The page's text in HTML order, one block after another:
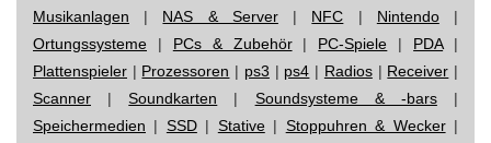
Musikanlagen | NAS & Server| NFC | Nintendo|
Ortungssysteme | PCs & Zubehör| PC-Spiele | PDA|
Plattenspieler | Prozessoren | ps3 | ps4 | Radios| Receiver |
Scanner |Soundkarten | Soundsysteme & -bars|
Speichermedien | SSD| Stative| Stoppuhren & Wecker|